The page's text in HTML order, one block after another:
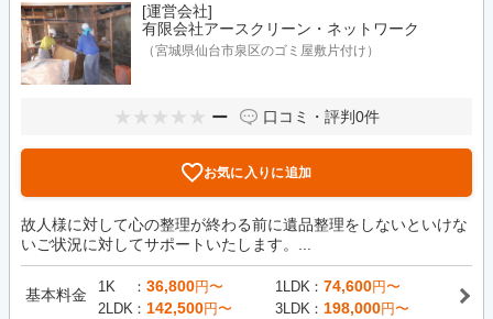
[運営会社]
有限会社アースクリーン・ネットワーク
（宮城県仙台市泉区のゴミ屋敷片付け）
ー 口コミ・評判0件
お気に入りに追加
故人様に対して心の整理が終わる前に遺品整理をしないといけな
いご状況に対してサポートいたします。...
基本料金 1K 36,800円〜 1LDK 74,600円〜
2LDK
142,500円〜 3LDK 198,000円〜